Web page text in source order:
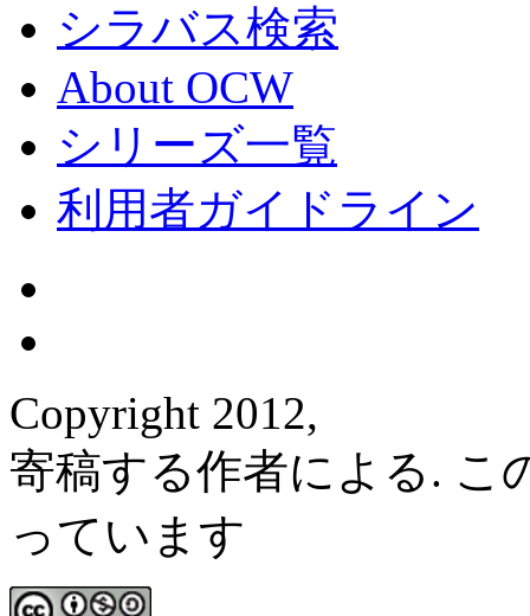
シラバス検索
About OCW
シリーズ一覧
利用者ガイドライン
Copyright 2012,
寄稿する作者による. こ
っています